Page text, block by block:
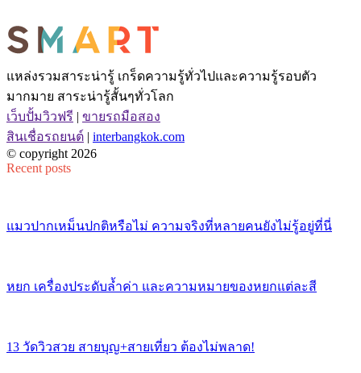
แหล่งรวมสาระน่ารู้ เกร็ดความรู้ทั่วไปและความรู้รอบตัว
มากมาย สาระน่ารู้สั้นๆทั่วโลก
เว็บปั้มวิวฟรี | ขายรถมือสอง
สินเชื่อรถยนต์ | interbangkok.com
© copyright 2026
Recent posts
แมวปากเหม็นปกติหรือไม่ ความจริงที่หลายคนยังไม่รู้อยู่ที่นี่
หยก เครื่องประดับล้ำค่า และความหมายของหยกแต่ละสี
13 วัดวิวสวย สายบุญ+สายเที่ยว ต้องไม่พลาด!